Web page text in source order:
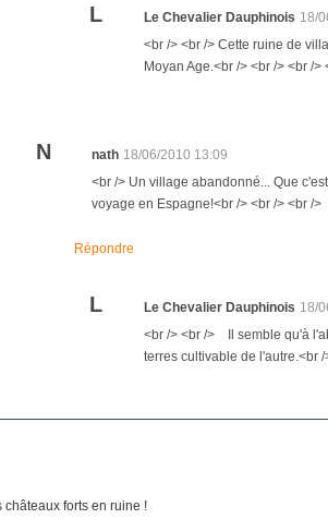
L Le Chevalier Dauphinois 18/
<br /> <br /> Cette ruine de
Moyan Age.<br /> <br /> <br />
N nath 18/06/2010 13:09
<br /> Un village abandonné... Que
voyage en Espagne!<br /> <br /> <br />
Répondre
L Le Chevalier Dauphinois 18/
<br /> <br /> Il semble qu'à
terres cultivable de l'autre.<br /